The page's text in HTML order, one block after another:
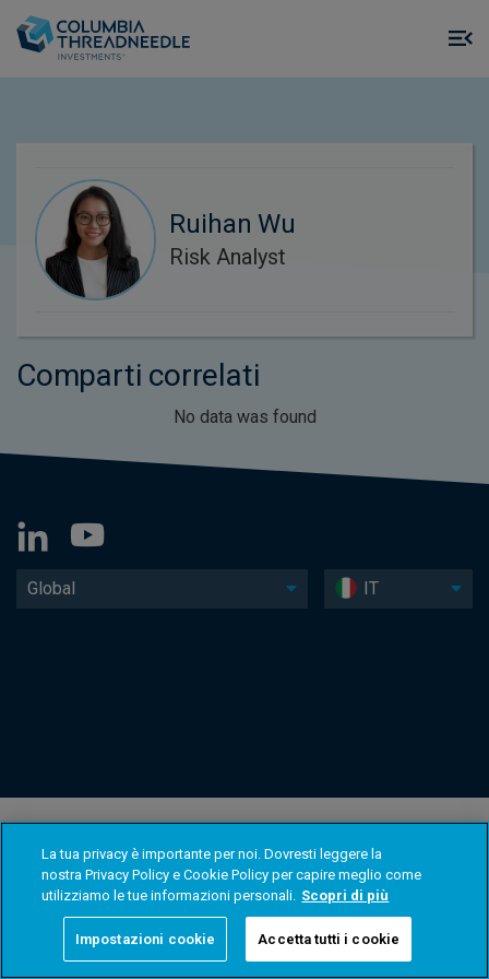
Ruihan Wu
Risk Analyst
Comparti correlati
No data was found
Global IT
La tua privacy è importante per noi. Dovresti leggere la
nostra Privacy Policy e Cookie Policy per capire meglio come
utilizziamo le tue informazioni personali. Scopri di più
Impostazioni cookie Accetta tutti i cookie